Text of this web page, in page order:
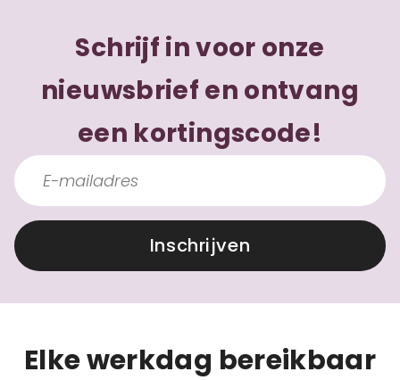
Schrijf in voor onze
nieuwsbrief en ontvang
een kortingscode!
Inschrijven
Elke werkdag bereikbaar